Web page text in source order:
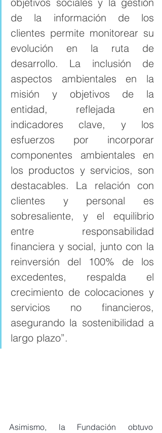
de la información de los
clientes permite monitorear su
evolución en la ruta de
desarrollo. La inclusión de
aspectos ambientales en la
misión y objetivos de la
entidad, reflejada en
indicadores clave, y los
esfuerzos por incorporar
componentes ambientales en
los productos y servicios, son
destacables. La relación con
clientes y personal es
sobresaliente, y el equilibrio
entre responsabilidad
financiera y social, junto con la
reinversión del 100% de los
excedentes, respalda el
crecimiento de colocaciones y
servicios no financieros,
asegurando la sostenibilidad a
largo plazo”.
Asimismo, la Fundación obtuvo